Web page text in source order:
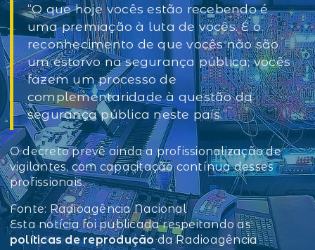
“O que hoje vocês estão recebendo é
uma premiação à luta de vocês. É o
reconhecimento de que vocês não são
um estorvo na segurança pública; vocês
fazem um processo de
complementaridade à questão da
segurança pública neste país.”
O decreto prevê ainda a profissionalização de
vigilantes, com capacitação contínua desses
profissionais.
Fonte: Radioagência Nacional
Esta notícia foi publicada respeitando as
políticas de reproduçãoda Radioagência